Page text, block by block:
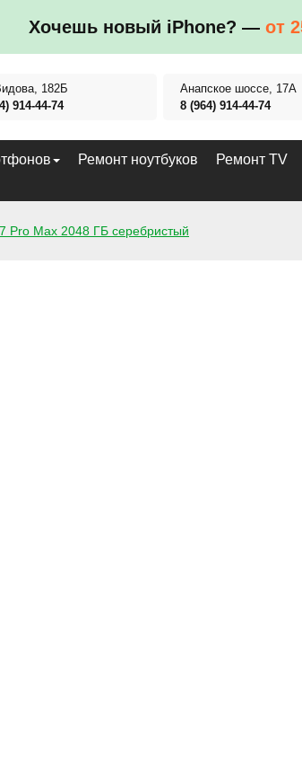
Хочешь новый iPhone? — от
182Б
914-44-74
Анапское шоссе, 17А
8 (964) 914-44-74
Ремонт ноутбуков Ремонт TV
Pro Max 2048 ГБ серебристый